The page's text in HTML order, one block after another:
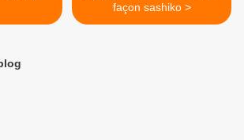
façon sashiko >